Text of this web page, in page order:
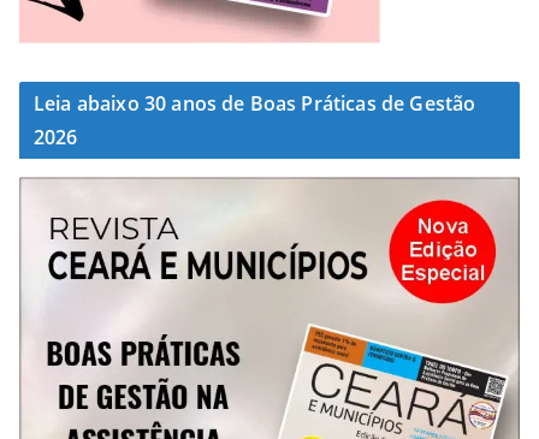
Leia abaixo 30 anos de Boas Práticas de Gestão
2026